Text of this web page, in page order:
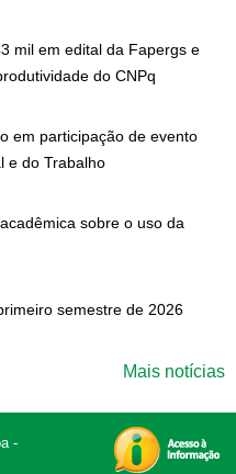
mil em edital da Fapergs e
do CNPq
em participação de evento
e do Trabalho
sobre o uso da
semestre de 2026
Mais notícias
-